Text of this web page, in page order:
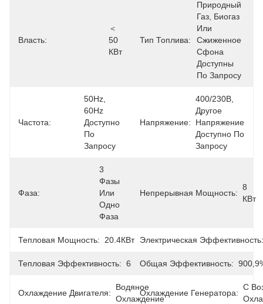
Власть:
＜
50
КВт
Тип Топлива:
Природный
Газ, Биогаз
Или
Сжиженное
Сфона
Доступны
По Запросу
Частота:
50Hz,
60Hz
Доступно
По
Запросу
Напряжение:
400/230В,
Другое
Напряжение
Доступно По
Запросу
Фаза:
3
Фазы
Или
Одно
Фаза
Непрерывная Мощность:
8
КВт
Тепловая Мощность: 20.4КВт Электрическая Эффективность:
Тепловая Эффективность: 65,3%Общая Эффективность:
Охлаждение Двигателя:
Водяное
Охлаждение
Охлаждение Генератора:
С